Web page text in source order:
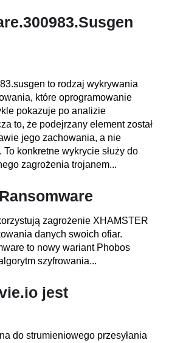
to rodzaj wykrywania
które oprogramowanie
pokazuje po analizie
to, że podejrzany element został
jego zachowania, a nie
konkretne wykrycie służy do
zagrożenia trojanem...
zagrożenie XHAMSTER
danych swoich ofiar.
to nowy wariant Phobos
szyfrowania...
jest
do strumieniowego przesyłania